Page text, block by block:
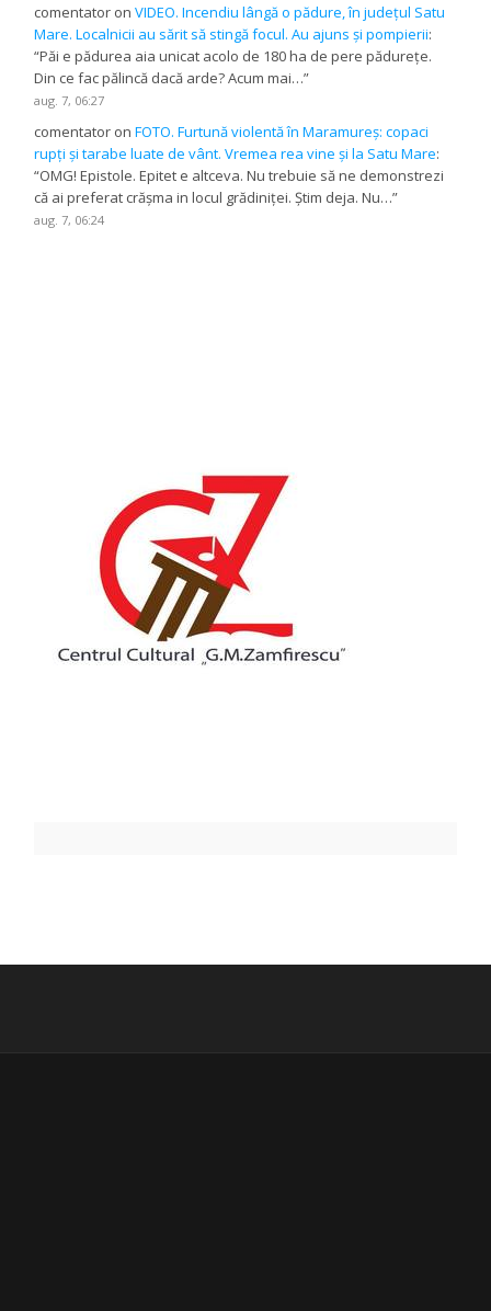
comentator onVIDEO. Incendiu lângă o pădure, în județul Satu
Mare. Localnicii au sărit să stingă focul. Au ajuns și pompierii:
“Păi e pădurea aia unicat acolo de 180 ha de pere pădurețe.
Din ce fac pălincă dacă arde? Acum mai…”
aug. 7, 06:27
comentator onFOTO. Furtună violentă în Maramureș: copaci
rupți și tarabe luate de vânt. Vremea rea vine și la Satu Mare:
“OMG! Epistole. Epitet e altceva. Nu trebuie să ne demonstrezi
că ai preferat crășma in locul grădiniței. Știm deja. Nu…”
aug. 7, 06:24